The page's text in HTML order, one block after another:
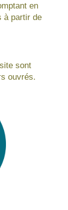
en
à partir de
sont
ouvrés.